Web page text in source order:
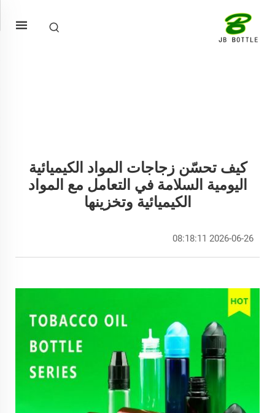
كيف تحسّن زجاجات المواد الكيميائية
اليومية السلامة في التعامل مع المواد
الكيميائية وتخزينها
2026-06-26 08:18:11